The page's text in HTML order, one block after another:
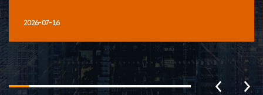
2026-07-16